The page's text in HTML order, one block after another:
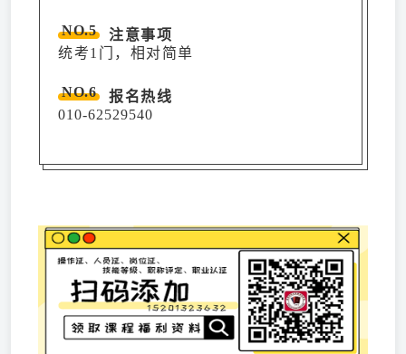
NO.5
注意事项
统考1门，相对简单
NO.6
报名热线
010-62529540